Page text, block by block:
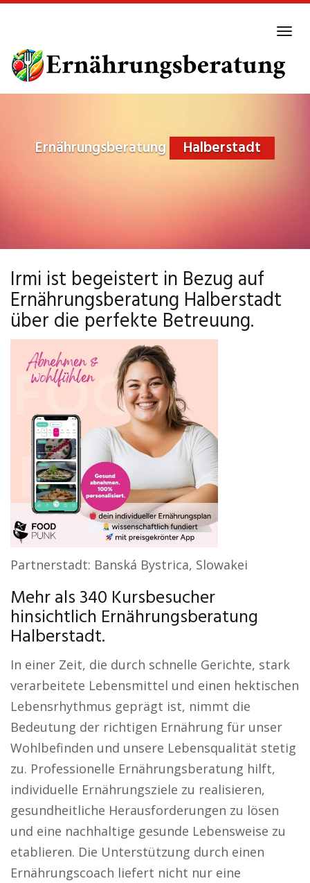
main
content
Ernährungsberatung Halberstadt
Irmi ist begeistert in Bezug auf
Ernährungsberatung Halberstadt
über die perfekte Betreuung.
Partnerstadt: Banská Bystrica, Slowakei
Mehr als 340 Kursbesucher
hinsichtlich Ernährungsberatung
Halberstadt.
In einer Zeit, die durch schnelle Gerichte, stark
verarbeitete Lebensmittel und einen hektischen
Lebensrhythmus geprägt ist, nimmt die
Bedeutung der richtigen Ernährung für unser
Wohlbefinden und unsere Lebensqualität stetig
zu. Professionelle Ernährungsberatung hilft,
individuelle Ernährungsziele zu realisieren,
gesundheitliche Herausforderungen zu lösen
und eine nachhaltige gesunde Lebensweise zu
etablieren. Die Unterstützung durch einen
Ernährungscoach liefert nicht nur eine